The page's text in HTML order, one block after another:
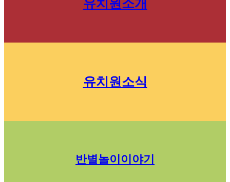
유치원소개
유치원소식
반별놀이이야기